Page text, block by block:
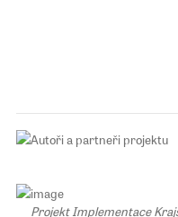
Projekt Implementace